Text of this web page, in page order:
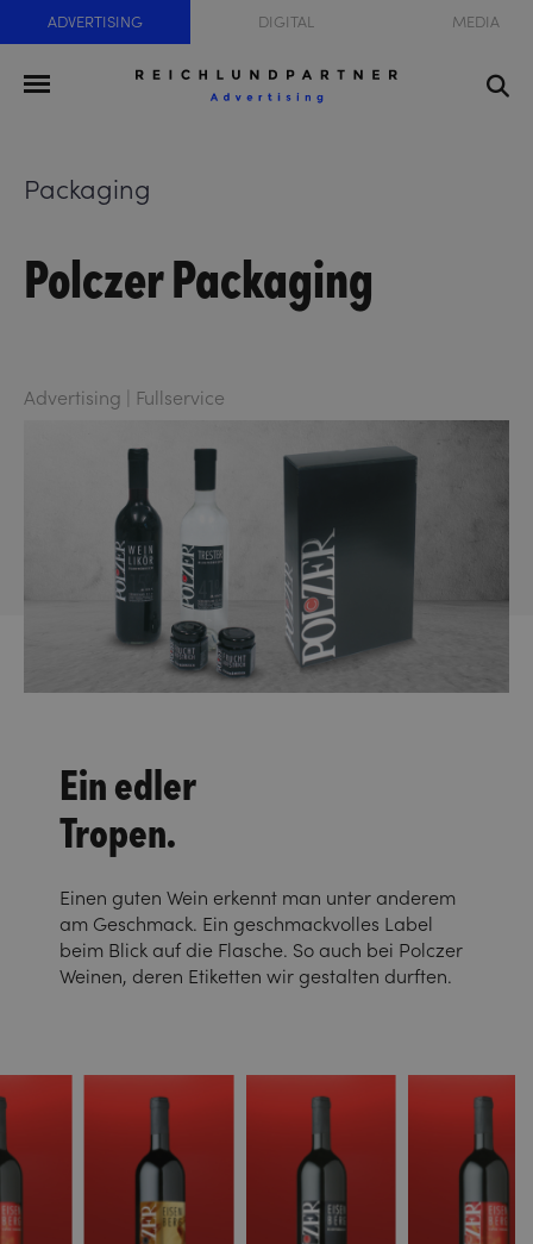
ADVERTISING DIGITAL MEDIA
Packaging
Polczer Packaging
Advertising | Fullservice
Ein edler
Tropen.
Einen guten Wein erkennt man unter anderem
am Geschmack. Ein geschmackvolles Label
beim Blick auf die Flasche. So auch bei Polczer
Weinen, deren Etiketten wir gestalten durften.